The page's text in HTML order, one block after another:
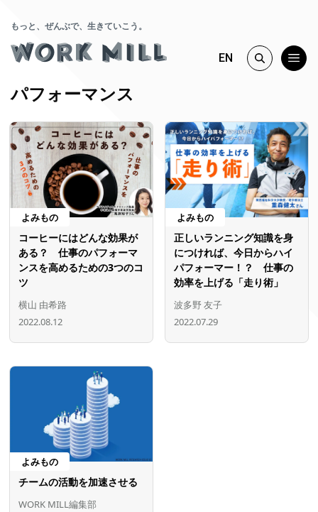
もっと、ぜんぶで、生きていこう。
EN
パフォーマンス
よみもの
コーヒーにはどんな効果が
ある？ 仕事のパフォーマ
ンスを高めるための3つのコ
ツ
横山 由希路
2022.08.12
よみもの
正しいランニング知識を身
につければ、今日からハイ
パフォーマー！？ 仕事の
効率を上げる「走り術」
波多野 友子
2022.07.29
よみもの
チームの活動を加速させる
WORK MILL編集部